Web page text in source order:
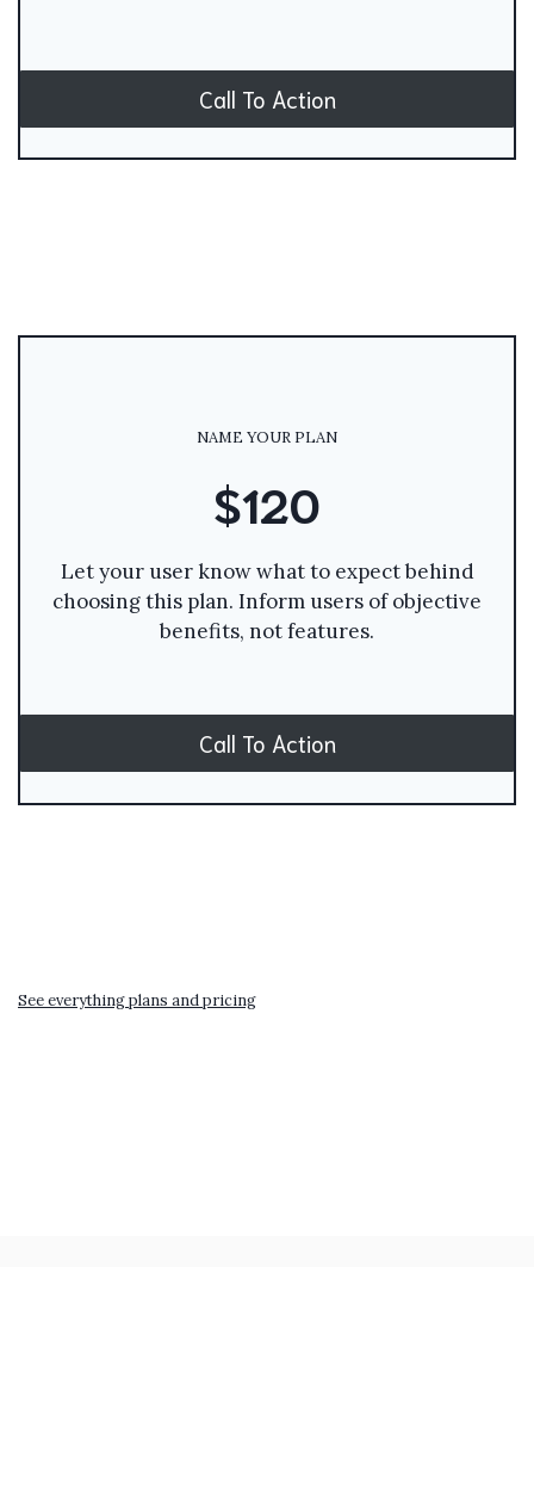
Call To Action
NAME YOUR PLAN
$120
Let your user know what to expect behind
choosing this plan. Inform users of objective
benefits, not features.
Call To Action
See everything plans and pricing